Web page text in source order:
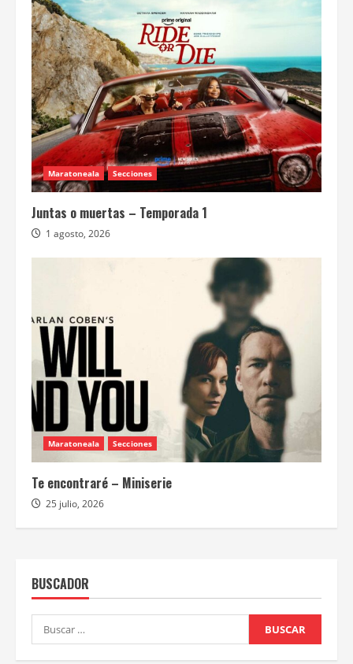
Maratoneala Secciones
Juntas o muertas – Temporada 1
1 agosto, 2026
Maratoneala Secciones
Te encontraré – Miniserie
25 julio, 2026
BUSCADOR
Buscar: